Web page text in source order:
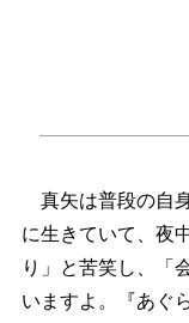
真矢は普段の自
に生きていて、夜
り」と苦笑し、「
いますよ。『あぐ